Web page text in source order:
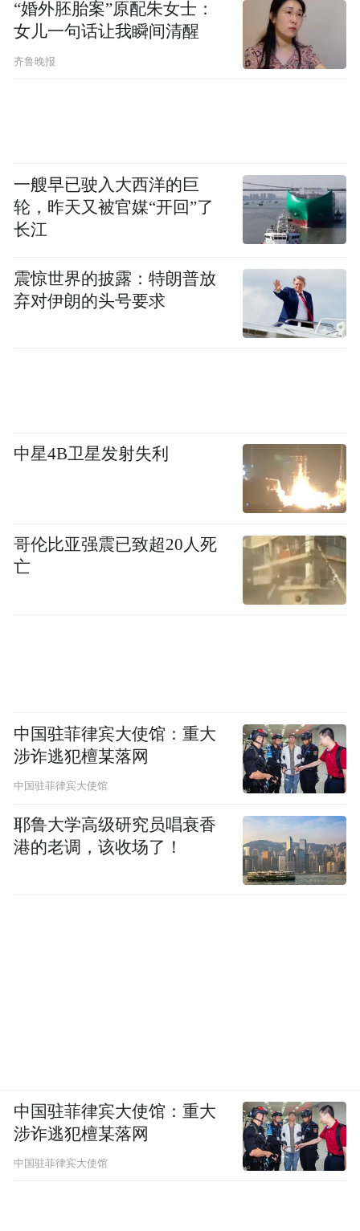
“婚外胚胎案”原配朱女士：
女儿一句话让我瞬间清醒
齐鲁晚报
一艘早已驶入大西洋的巨
轮，昨天又被官媒“开回”了
长江
震惊世界的披露：特朗普放
弃对伊朗的头号要求
中星4B卫星发射失利
哥伦比亚强震已致超20人死
亡
中国驻菲律宾大使馆：重大
涉诈逃犯檀某落网
中国驻菲律宾大使馆
耶鲁大学高级研究员唱衰香
港的老调，该收场了！
中国驻菲律宾大使馆：重大
涉诈逃犯檀某落网
中国驻菲律宾大使馆